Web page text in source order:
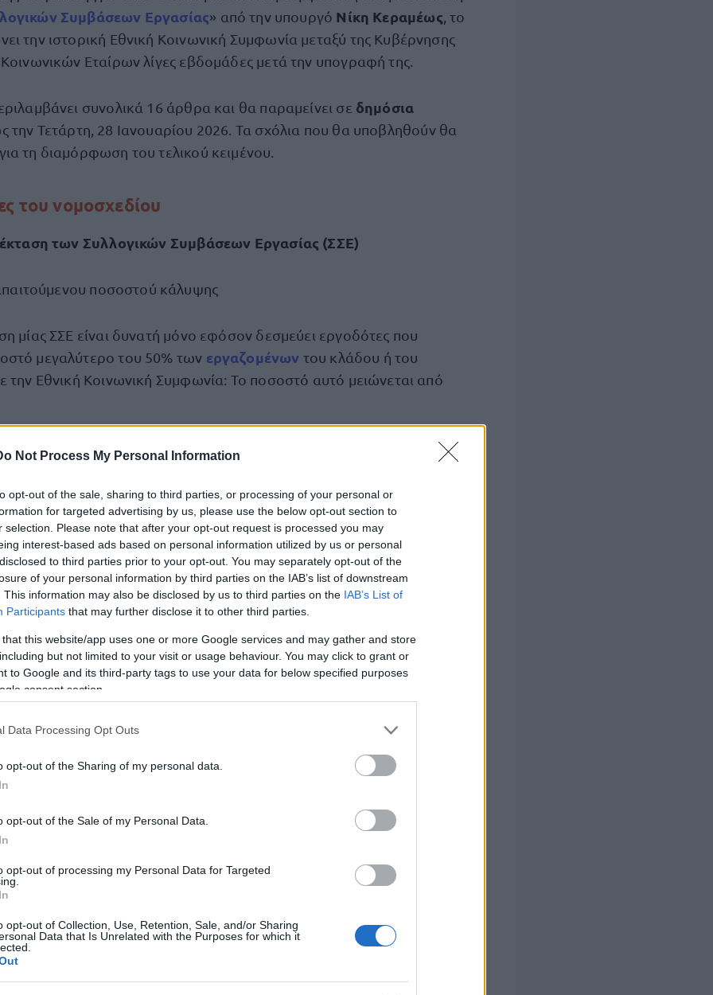
Not Process My Personal Information
opt-out of the sale, sharing to third parties, or processing of your personal or
for targeted advertising by us, please use the below opt-out section to
selection. Please note that after your opt-out request is processed you may
interest-based ads based on personal information utilized by us or personal
to third parties prior to your opt-out. You may separately opt-out of the
of your personal information by third parties on the IAB’s list of downstream
This information may also be disclosed by us to third parties on the IAB’s List of
Participants that may further disclose it to other third parties.
that this website/app uses one or more Google services and may gather and store
but not limited to your visit or usage behaviour. You may click to grant or
to Google and its third-party tags to use your data for below specified purposes
consent section.
Data Processing Opt Outs
opt-out of the Sharing of my personal data.
opt-out of the Sale of my Personal Data.
opt-out of processing my Personal Data for Targeted
opt-out of Collection, Use, Retention, Sale, and/or Sharing
Data that Is Unrelated with the Purposes for which it
Συμβάσεων Εργασίας» από την υπουργό Νίκη Κεραμέως , το
την ιστορική Εθνική Κοινωνική Συμφωνία μεταξύ της Κυβέρνησης
Εταίρων λίγες εβδομάδες μετά την υπογραφή της.
συνολικά 16 άρθρα και θα παραμείνει σε δημόσια
την Τετάρτη, 28 Ιανουαρίου 2026. Τα σχόλια που θα υποβληθούν θα
τη διαμόρφωση του τελικού κειμένου.
του νομοσχεδίου
των Συλλογικών Συμβάσεων Εργασίας (ΣΣΕ)
ποσοστού κάλυψης
μίας ΣΣΕ είναι δυνατή μόνο εφόσον δεσμεύει εργοδότες που
μεγαλύτερο του 50% των εργαζομένων του κλάδου ή του
την Εθνική Κοινωνική Συμφωνία: Το ποσοστό αυτό μειώνεται από
μια νέα δυνατότητα για την επέκταση Συλλογικών Συμβάσεων
Εθνικοί Κοινωνικοί Εταίροι.
ΓΣΕΕ να μπορεί να συνάπτει ή να συνυπογράφει κλαδικές ΣΣΕ
προσκληθεί από μέλος της να το κάνει, ώστε να εφαρμόζεται η
της επέκτασης.
πεδίου εφαρμογής ΣΣΕ για τον εντοπισμό του πεδίου της επέκτασης
στο κείμενο των κλαδικών ΣΣΕ των Κ.Α.Δ. και άλλων στοιχείων που
τον εκάστοτε κλάδο.
που απαιτούνται για την εγγραφή στα απολύτως απαραίτητα.
των δικαιωμάτων που απορρέουν από τη συνδικαλιστική
απαιτείται μόνο για την επέκταση μιας ΣΣΕ και για την
Ο.ΜΕ.Δ.
θα παραδίδονται από τις συνδικαλιστικές οργανώσεις στο
για το Μητρώο.